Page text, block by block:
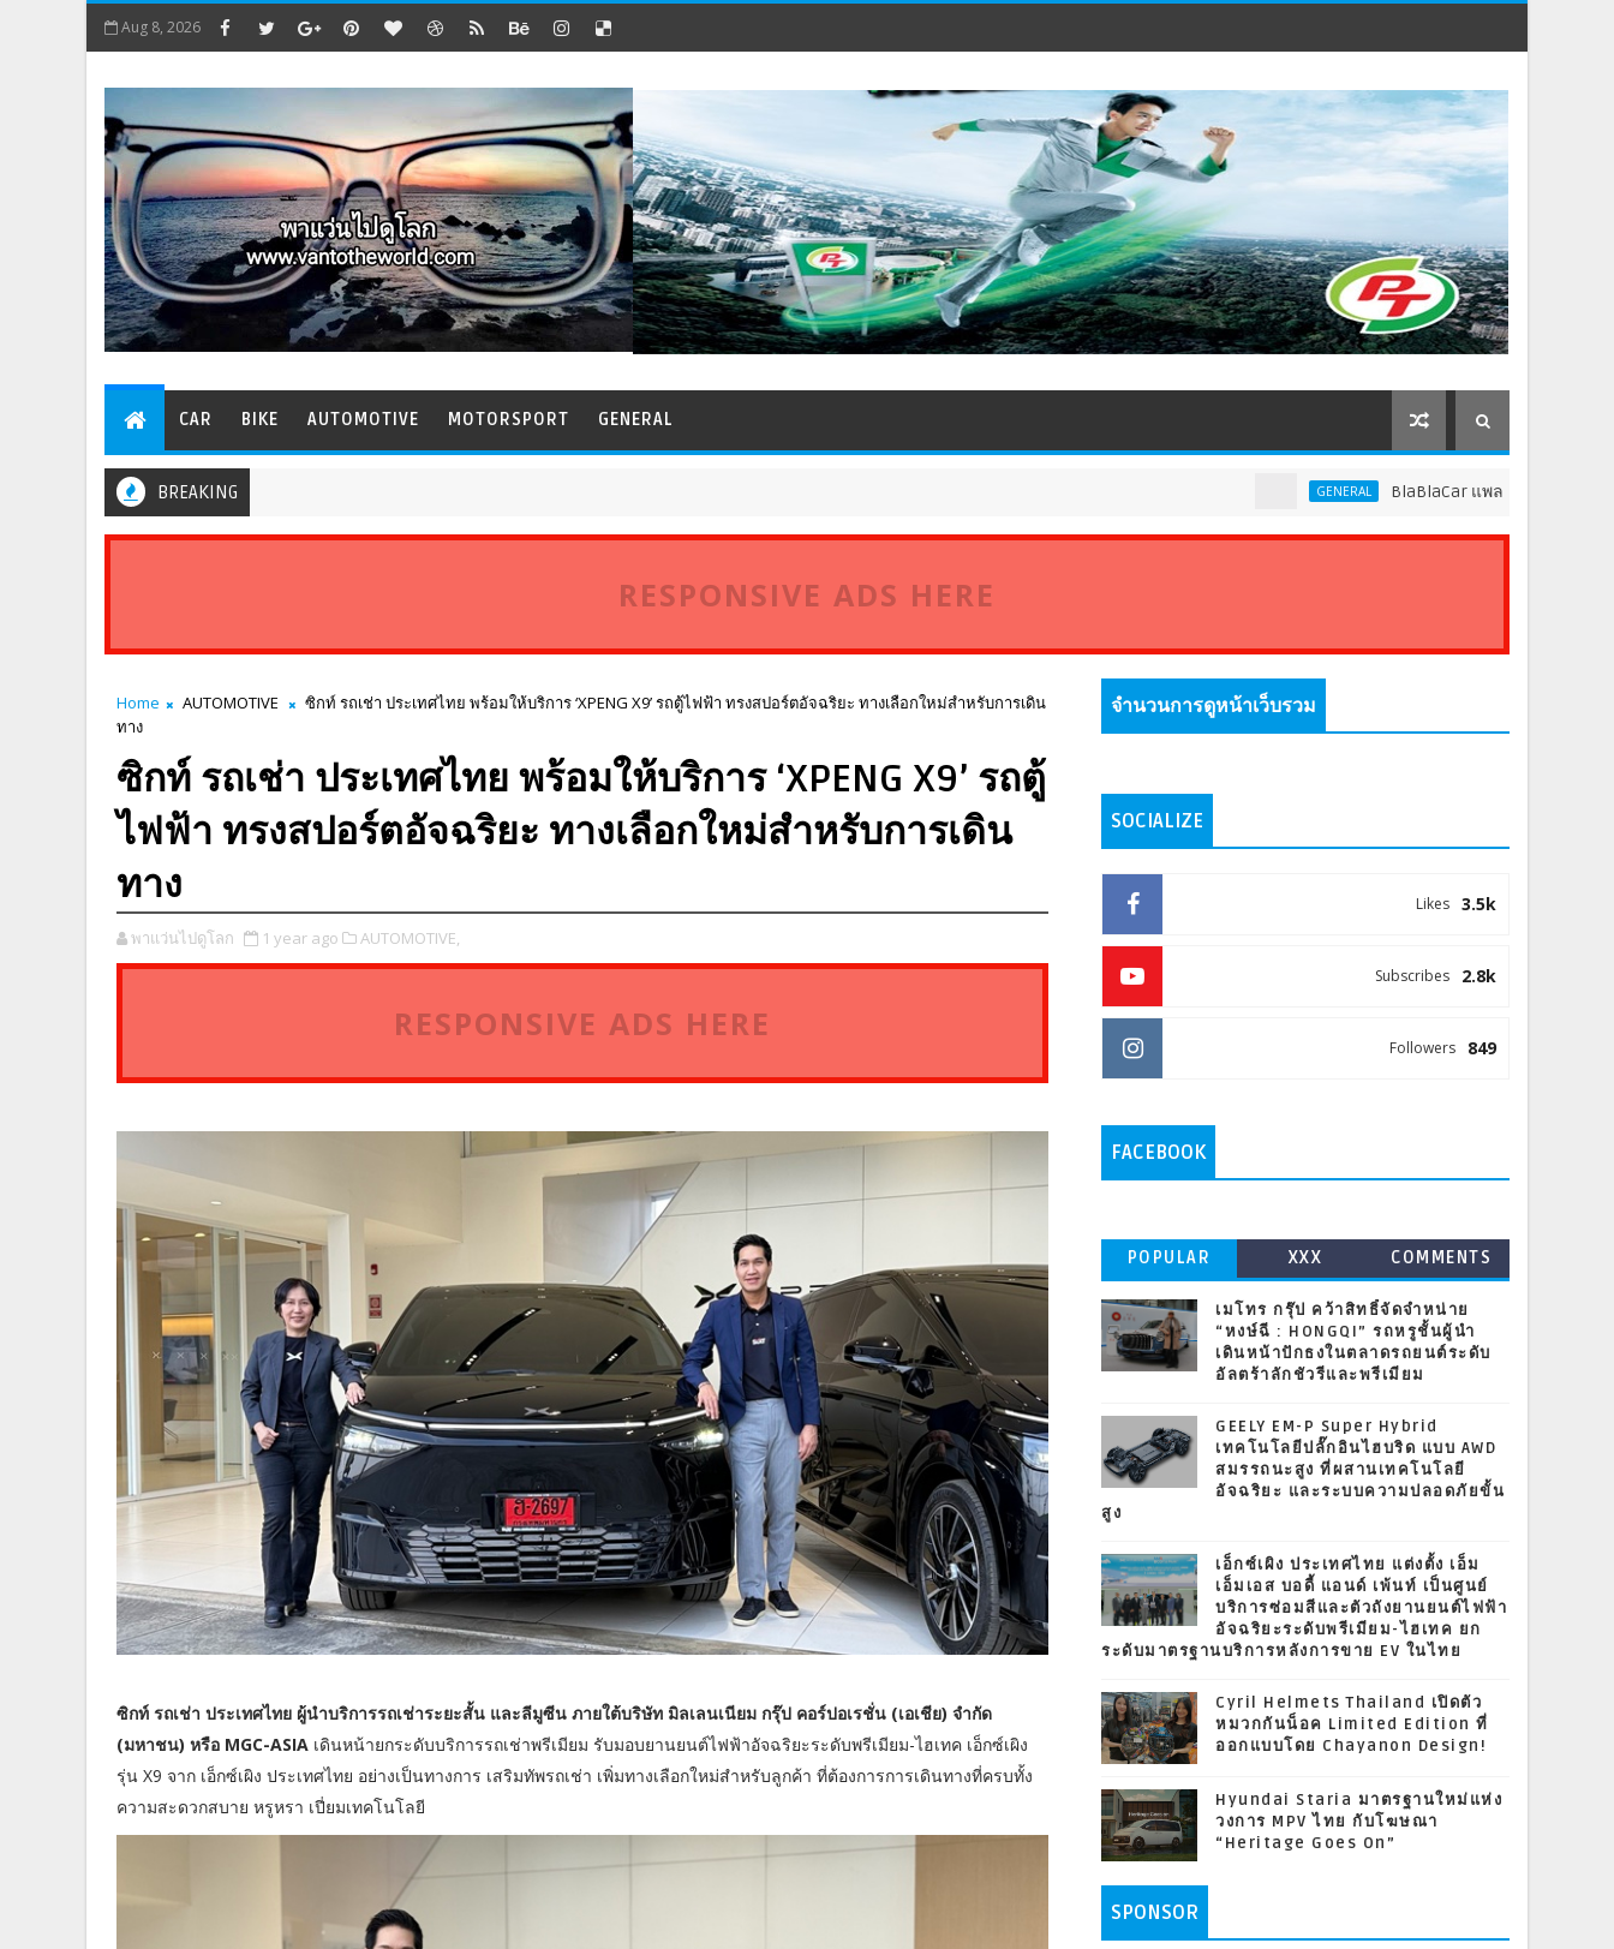
Aug 8, 2026
CAR BIKE AUTOMOTIVE MOTORSPORT GENERAL
BREAKING BlaBlaCar แพลตฟอร์มคาร์พูลชั้นนำระดับ
RESPONSIVE ADS HERE
Home AUTOMOTIVE
ซิกท์ รถเช่า ประเทศไทย พร้อมให้บริการ ‘XPENG X9’ รถตู้ไฟฟ้า ทรงสปอร์ตอัจฉริยะ ทางเลือกใหม่สำหรับการเดิน
ทาง
ซิกท์ รถเช่า ประเทศไทย พร้อมให้บริการ ‘XPENG X9’ รถตู้
ไฟฟ้า ทรงสปอร์ตอัจฉริยะ ทางเลือกใหม่สำหรับการเดิน
ทาง
พาแว่นไปดูโลก 1 year ago AUTOMOTIVE,
RESPONSIVE ADS HERE
ซิกท์ รถเช่า ประเทศไทย ผู้นำบริการรถเช่าระยะสั้น และลีมูซีน ภายใต้บริษัท มิลเลนเนียม กรุ๊ป คอร์ปอเรชั่น (เอเชีย) จำกัด
(มหาชน) หรือ MGC-ASIA เดินหน้ายกระดับบริการรถเช่าพรีเมียม รับมอบยานยนต์ไฟฟ้าอัจฉริยะระดับพรีเมียม-ไฮเทค เอ็กซ์เผิง
รุ่น X9 จาก เอ็กซ์เผิง ประเทศไทย อย่างเป็นทางการ เสริมทัพรถเช่า เพิ่มทางเลือกใหม่สำหรับลูกค้า ที่ต้องการการเดินทางที่ครบทั้ง
ความสะดวกสบาย หรูหรา เปี่ยมเทคโนโลยี
จำนวนการดูหน้าเว็บรวม
SOCIALIZE
3.5k
Likes
2.8k
Subscribes
849
Followers
FACEBOOK
POPULAR XXX COMMENTS
เมโทร กรุ๊ป คว้าสิทธิ์จัดจำหน่าย
“หงษ์ฉี : HONGQI” รถหรูชั้นผู้นำ
เดินหน้าปักธงในตลาดรถยนต์ระดับ
อัลตร้าลักชัวรีและพรีเมียม
GEELY EM-P Super Hybrid
เทคโนโลยีปลั๊กอินไฮบริด แบบ AWD
สมรรถนะสูง ที่ผสานเทคโนโลยี
อัจฉริยะ และระบบความปลอดภัยขั้น
สูง
เอ็กซ์เผิง ประเทศไทย แต่งตั้ง เอ็ม
เอ็มเอส บอดี้ แอนด์ เพ้นท์ เป็นศูนย์
บริการซ่อมสีและตัวถังยานยนต์ไฟฟ้า
อัจฉริยะระดับพรีเมียม-ไฮเทค ยก
ระดับมาตรฐานบริการหลังการขาย EV ในไทย
Cyril Helmets Thailand เปิดตัว
หมวกกันน็อค Limited Edition ที่
ออกแบบโดย Chayanon Design!
Hyundai Staria มาตรฐานใหม่แห่ง
วงการ MPV ไทย กับโฆษณา
“Heritage Goes On”
SPONSOR